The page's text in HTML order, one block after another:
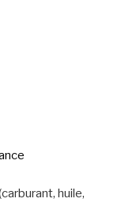
huile,